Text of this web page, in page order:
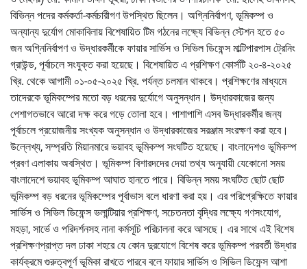
বিভিন্ন পদের কর্মকর্তা-কর্মচারীগণ উপস্থিত ছিলেন। অগ্নিনির্বাপণ, ভূমিকম্প ও
অন্যান্য দুর্যোগ মোকাবিলায় বিশেষায়িত টিম গঠনের লক্ষ্যে বিভিন্ন স্টেশন হতে ৫০
জন অগ্নিনির্বাপণ ও উদ্ধারকর্মীকে ফায়ার সার্ভিস ও সিভিল ডিফেন্স মাল্টিপারপাস ট্রেনিং
গ্রাউন্ড, পূর্বাচলে সংযুক্ত করা হয়েছে। বিশেষায়িত এ প্রশিক্ষণ কোর্সটি ২০-৪-২০২৫
খ্রি. থেকে আগামী ০১-০৫-২০২৫ খ্রি. পর্যন্ত চলমান থাকবে। প্রশিক্ষণের মাধ্যমে
তাদেরকে ভূমিকম্পের মতো বড় ধরনের দুর্যোগে অনুসন্ধান। উদ্ধারকাজের জন্য
পেশাগতভাবে আরো দক্ষ করে গড়ে তোলা হবে। পাশাপাশি এসব উদ্ধারকর্মীর জন্য
পূর্বাচলে প্রয়োজনীয় সংখ্যক অনুসন্ধান ও উদ্ধারকাজের সরঞ্জাম সংরক্ষণ করা হবে।
উল্লেখ্য, সম্প্রতি মিয়ানমারে ভয়াবহ ভূমিকম্প সংঘটিত হয়েছে। বাংলাদেশও ভূমিকম্প
প্রবণ এলাকায় অবস্থিত। ভূমিকম্প বিশারদদের দেয়া তথ্য অনুযায়ী যেকোনো সময়
বাংলাদেশে ভয়াবহ ভূমিকম্প আঘাত হানতে পারে। বিভিন্ন সময় সংঘটিত ছোট ছোট
ভূমিকম্প বড় ধরনের ভূমিকম্পের পূর্বাভাস বলে ধারণা করা হয়। এর পরিপ্রেক্ষিতে ফায়ার
সার্ভিস ও সিভিল ডিফেন্স ভলান্টিয়ার প্রশিক্ষণ, সচেতনতা বৃদ্ধির লক্ষ্যে গণসংযোগ,
মহড়া, সার্ভে ও পরিদর্শনসহ নানা কর্মসূচি পরিচালনা করে আসছে। এর সাথে এই বিশেষ
প্রশিক্ষণপ্রাপ্ত দল ঢাকা শহরে যে কোন দুরযোগে বিশেষ করে ভূমিকম্প পরবর্তী উদ্ধার
কার্যক্রমে গুরুত্বপূর্ণ ভূমিকা রাখতে পারবে বলে ফায়ার সার্ভিস ও সিভিল ডিফেন্স আশা